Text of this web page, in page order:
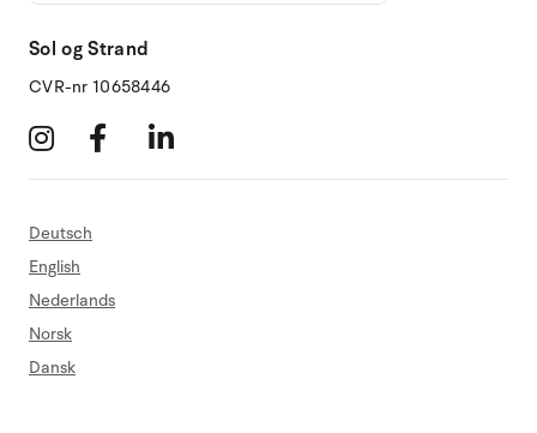
Sol og Strand
CVR-nr 10658446
Deutsch
English
Nederlands
Norsk
Dansk